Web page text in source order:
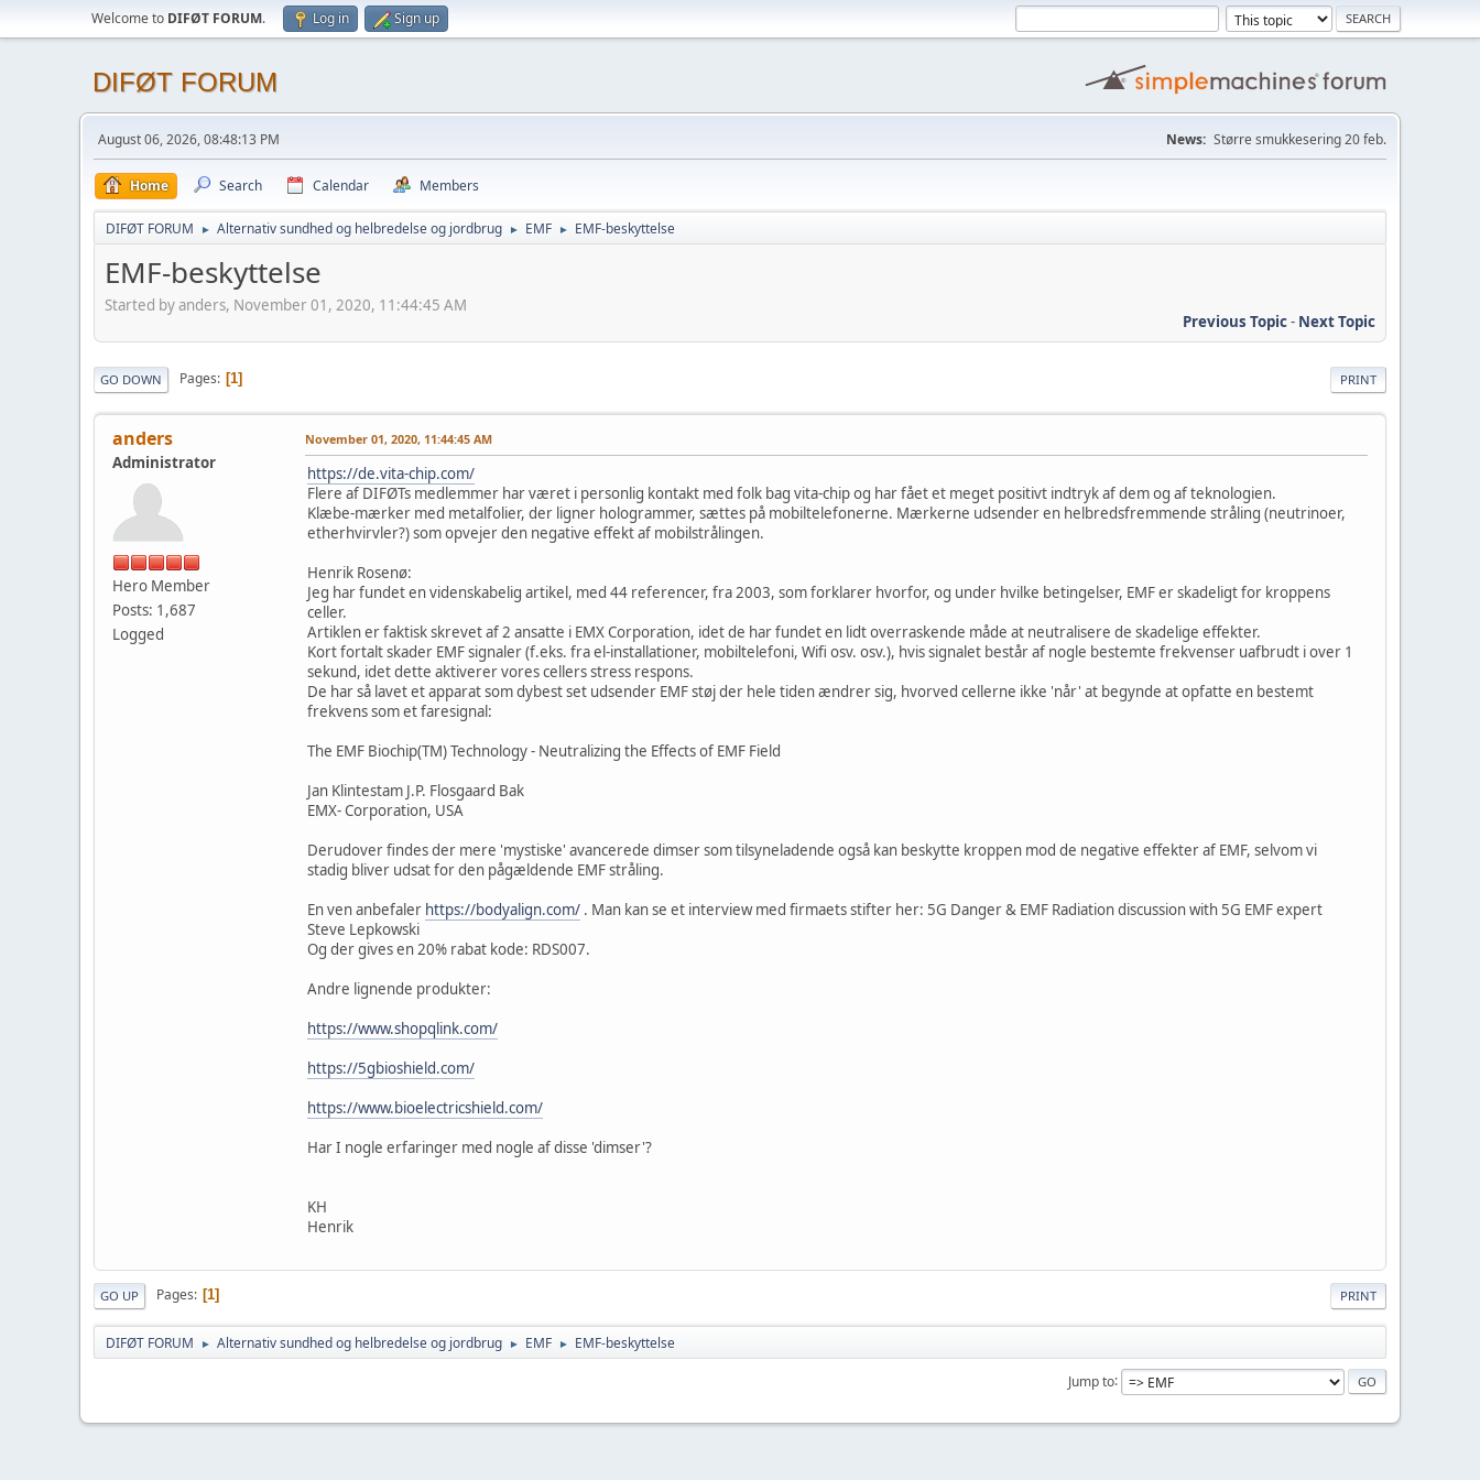
Welcome to DIFØT FORUM. Log in Sign up
DIFØT FORUM
August 06, 2026, 08:48:13 PM News: Større smukkesering 20 feb.
Home Search Calendar Members
DIFØT FORUM ► Alternativ sundhed og helbredelse og jordbrug ► EMF ► EMF-beskyttelse
EMF-beskyttelse
Started by anders, November 01, 2020, 11:44:45 AM
Previous Topic- Next Topic
PRINT
GO DOWN Pages 1
anders
Administrator
Hero Member
Posts: 1,687
Logged
November 01, 2020, 11:44:45 AM
https://de.vita-chip.com/
Flere af DIFØTs medlemmer har været i personlig kontakt med folk bag vita-chip og har fået et meget positivt indtryk af dem og af teknologien.
Klæbe-mærker med metalfolier, der ligner hologrammer, sættes på mobiltelefonerne. Mærkerne udsender en helbredsfremmende stråling (neutrinoer,
etherhvirvler?) som opvejer den negative effekt af mobilstrålingen.
Henrik Rosenø:
Jeg har fundet en videnskabelig artikel, med 44 referencer, fra 2003, som forklarer hvorfor, og under hvilke betingelser, EMF er skadeligt for kroppens
celler.
Artiklen er faktisk skrevet af 2 ansatte i EMX Corporation, idet de har fundet en lidt overraskende måde at neutralisere de skadelige effekter.
Kort fortalt skader EMF signaler (f.eks. fra el-installationer, mobiltelefoni, Wifi osv. osv.), hvis signalet består af nogle bestemte frekvenser uafbrudt i over 1
sekund, idet dette aktiverer vores cellers stress respons.
De har så lavet et apparat som dybest set udsender EMF støj der hele tiden ændrer sig, hvorved cellerne ikke 'når' at begynde at opfatte en bestemt
frekvens som et faresignal:
The EMF Biochip(TM) Technology - Neutralizing the Effects of EMF Field
Jan Klintestam J.P. Flosgaard Bak
EMX- Corporation, USA
Derudover findes der mere 'mystiske' avancerede dimser som tilsyneladende også kan beskytte kroppen mod de negative effekter af EMF, selvom vi
stadig bliver udsat for den pågældende EMF stråling.
En ven anbefaler https://bodyalign.com/ . Man kan se et interview med firmaets stifter her: 5G Danger & EMF Radiation discussion with 5G EMF expert
Steve Lepkowski
Og der gives en 20% rabat kode: RDS007.
Andre lignende produkter:
https://www.shopqlink.com/
https://5gbioshield.com/
https://www.bioelectricshield.com/
Har I nogle erfaringer med nogle af disse 'dimser'?
KH
Henrik
PRINT
GO UP Pages 1
DIFØT FORUM ► Alternativ sundhed og helbredelse og jordbrug ► EMF ► EMF-beskyttelse
Jump to